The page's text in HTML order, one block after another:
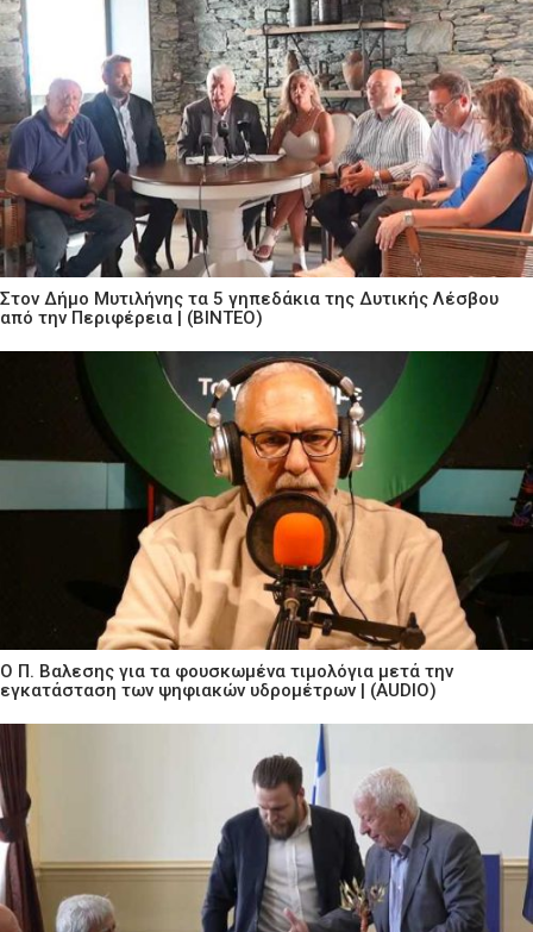
Στον Δήμο Μυτιλήνης τα 5 γηπεδάκια της Δυτικής Λέσβου
από την Περιφέρεια | (ΒΙΝΤΕΟ)
Ο Π. Βαλεσης για τα φουσκωμένα τιμολόγια μετά την
εγκατάσταση των ψηφιακών υδρομέτρων | (AUDIO)